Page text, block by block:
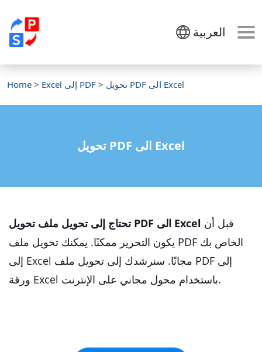
العربية
Home > Excel إلى PDF > تحويل PDF الى Excel
تحويل PDF الى Excel
تحتاج إلى تحويل ملف تحويل PDF الى Excel
يكون التحرير ممكنًا. يمكنك تحويل ملف PDF الخاص بك
إلى Excel مجانًا. سنرشدك إلى تحويل ملف PDF إلى
ورقة Excel باستخدام محول مجاني على الإنترنت.